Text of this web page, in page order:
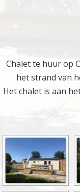
Chalet te huur op
het strand van
Het chalet is aan